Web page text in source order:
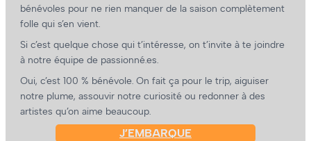
bénévoles pour ne rien manquer de la saison complètement
folle qui s’en vient.
Si c’est quelque chose qui t’intéresse, on t’invite à te joindre
à notre équipe de passionné.es.
Oui, c’est 100 % bénévole. On fait ça pour le trip, aiguiser
notre plume, assouvir notre curiosité ou redonner à des
artistes qu’on aime beaucoup.
J’EMBARQUE